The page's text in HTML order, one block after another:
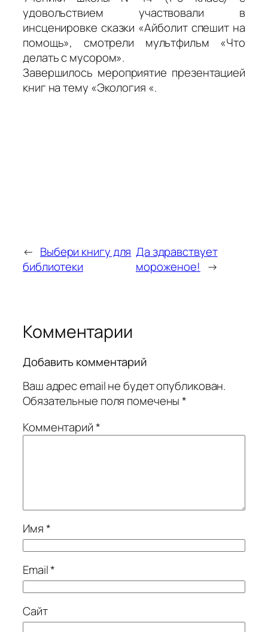
удовольствием участвовали в
инсценировке сказки «Айболит спешит на
помощь», смотрели мультфильм «Что
делать с мусором».
Завершилось мероприятие презентацией
книг на тему «Экология «.
← Выбери книгу для
библиотеки
Да здравствует
мороженое! →
Комментарии
Добавить комментарий
Ваш адрес email не будет опубликован.
Обязательные поля помечены*
Комментарий*
Имя*
Email*
Сайт